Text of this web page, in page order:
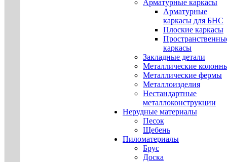
Арматурные каркасы
Арматурные
каркасы для БНС
Плоские каркасы
каркасы
Закладные детали
Металлические
Металлические фермы
Металлоизделия
Нестандартные
металлоконструкции
Нерудные материалы
Песок
Щебень
Пиломатериалы
Брус
Доска